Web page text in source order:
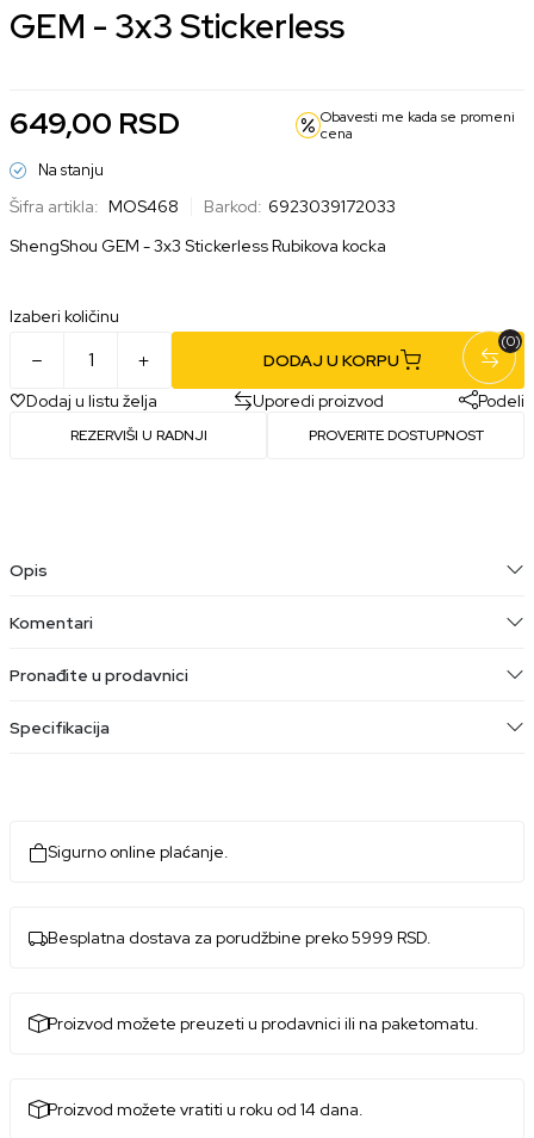
GEM - 3x3 Stickerless
649,00 RSD
Obavesti me kada se promeni
cena
Na stanju
Šifra artikla: MOS468 Barkod: 6923039172033
ShengShou GEM - 3x3 Stickerless Rubikova kocka
Izaberi količinu
DODAJ U KORPU
Dodaj u listu želja
Uporedi proizvod Podeli
REZERVIŠI U RADNJI PROVERITE DOSTUPNOST
(0)
Opis
Komentari
Pronađite u prodavnici
Specifikacija
Sigurno online plaćanje.
Besplatna dostava za porudžbine preko 5999 RSD.
Proizvod možete preuzeti u prodavnici ili na paketomatu.
Proizvod možete vratiti u roku od 14 dana.